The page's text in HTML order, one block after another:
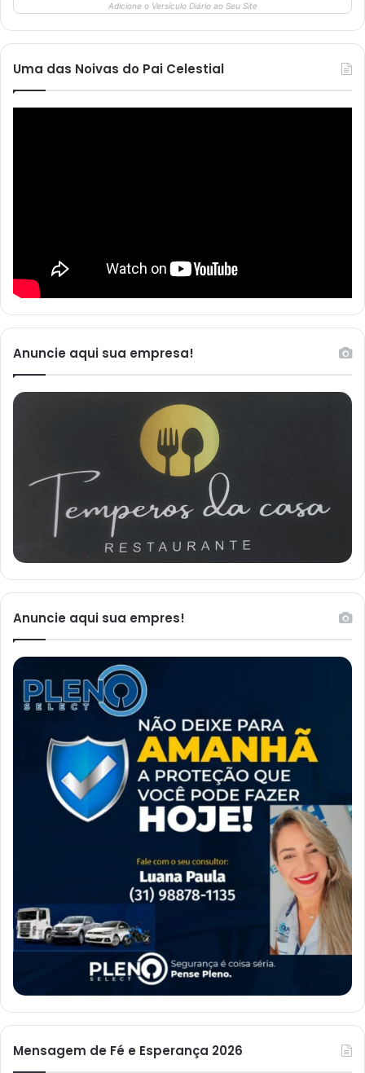
Adicione o Versículo Diário ao Seu Site
Uma das Noivas do Pai Celestial
Anuncie aqui sua empresa!
Anuncie aqui sua empres!
Mensagem de Fé e Esperança 2026